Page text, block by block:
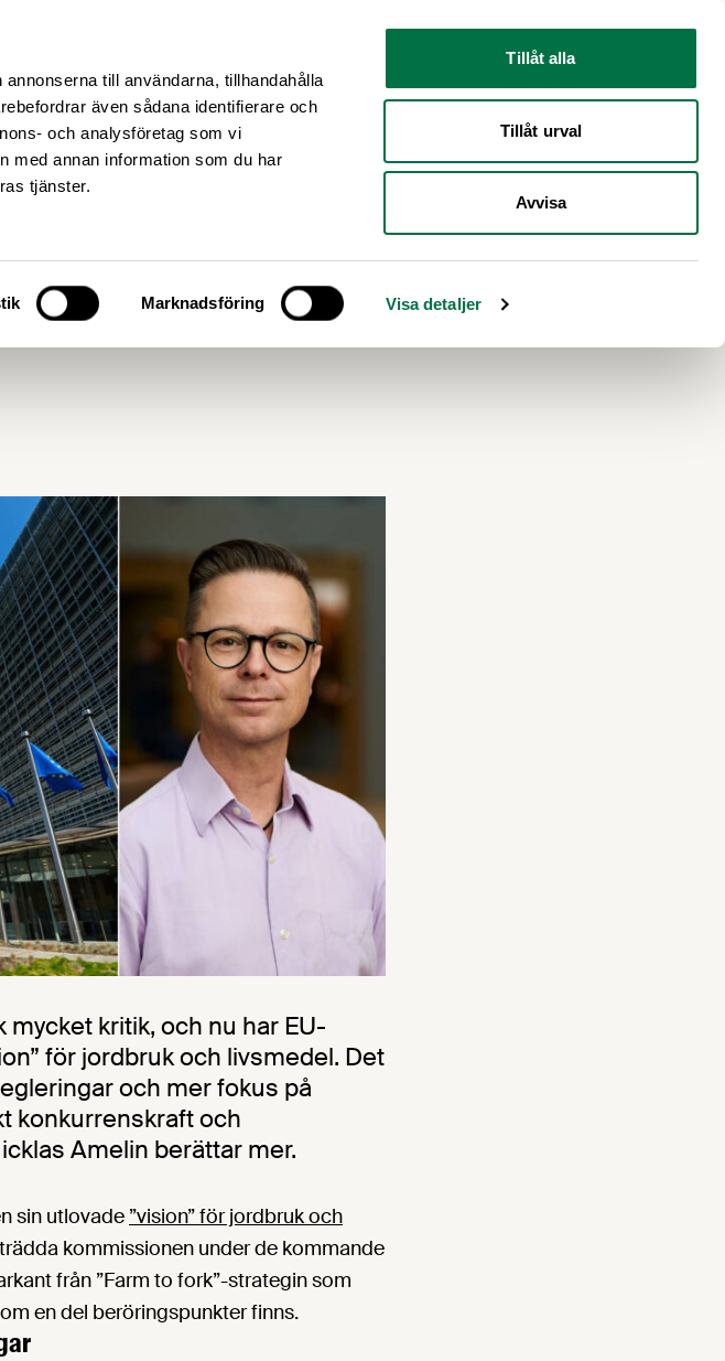
till användarna, tillhandahålla
även sådana identifierare och
och analysföretag som vi
med annan information som du har
tjänster.
Marknadsföring Visa detaljer
Tillåt alla
Tillåt urval
Avvisa
jordbruk
kritik, och nu har EU-
för jordbruk och livsmedel. Det
och mer fokus på
konkurrenskraft och
Amelin berättar mer.
sin utlovade ”vision” för jordbruk och
kommissionen under de kommande
från ”Farm to fork”-strategin som
en del beröringspunkter finns.